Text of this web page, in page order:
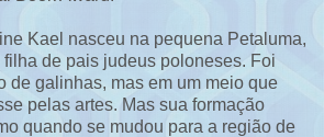
Kael nasceu na pequena Petaluma,
de pais judeus poloneses. Foi
de galinhas, mas em um meio que
pelas artes. Mas sua formação
quando se mudou para a região de